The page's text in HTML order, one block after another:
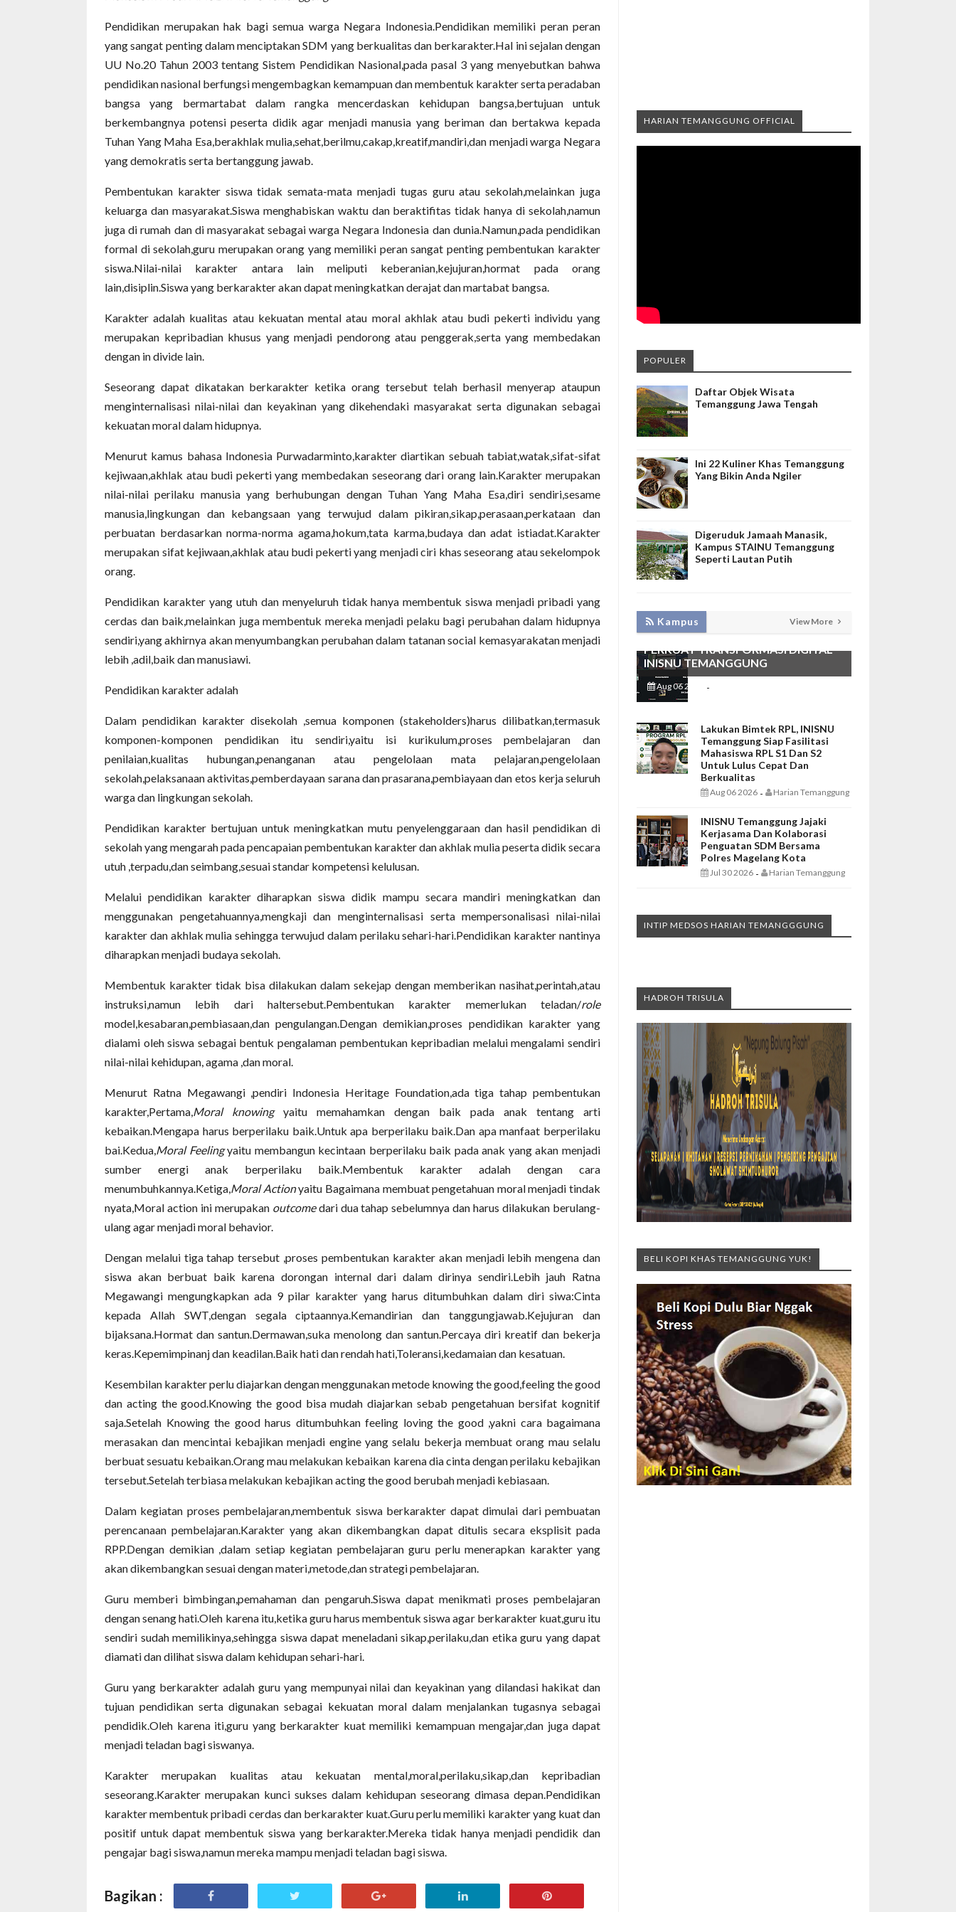
Pendidikan merupakan hak bagi semua warga Negara Indonesia.Pendidikan memiliki peran peran
yang sangat penting dalam menciptakan SDM yang berkualitas dan berkarakter.Hal ini sejalan dengan
UU No.20 Tahun 2003 tentang Sistem Pendidikan Nasional,pada pasal 3 yang menyebutkan bahwa
pendidikan nasional berfungsi mengembagkan kemampuan dan membentuk karakter serta peradaban
bangsa yang bermartabat dalam rangka mencerdaskan kehidupan bangsa,bertujuan untuk
berkembangnya potensi peserta didik agar menjadi manusia yang beriman dan bertakwa kepada
Tuhan Yang Maha Esa,berakhlak mulia,sehat,berilmu,cakap,kreatif,mandiri,dan menjadi warga Negara
yang demokratis serta bertanggung jawab.
Pembentukan karakter siswa tidak semata-mata menjadi tugas guru atau sekolah,melainkan juga
keluarga dan masyarakat.Siswa menghabiskan waktu dan beraktifitas tidak hanya di sekolah,namun
juga di rumah dan di masyarakat sebagai warga Negara Indonesia dan dunia.Namun,pada pendidikan
formal di sekolah,guru merupakan orang yang memiliki peran sangat penting pembentukan karakter
siswa.Nilai-nilai karakter antara lain meliputi keberanian,kejujuran,hormat pada orang
lain,disiplin.Siswa yang berkarakter akan dapat meningkatkan derajat dan martabat bangsa.
Karakter adalah kualitas atau kekuatan mental atau moral akhlak atau budi pekerti individu yang
merupakan kepribadian khusus yang menjadi pendorong atau penggerak,serta yang membedakan
dengan in divide lain.
Seseorang dapat dikatakan berkarakter ketika orang tersebut telah berhasil menyerap ataupun
menginternalisasi nilai-nilai dan keyakinan yang dikehendaki masyarakat serta digunakan sebagai
kekuatan moral dalam hidupnya.
Menurut kamus bahasa Indonesia Purwadarminto,karakter diartikan sebuah tabiat,watak,sifat-sifat
kejiwaan,akhlak atau budi pekerti yang membedakan seseorang dari orang lain.Karakter merupakan
nilai-nilai perilaku manusia yang berhubungan dengan Tuhan Yang Maha Esa,diri sendiri,sesame
manusia,lingkungan dan kebangsaan yang terwujud dalam pikiran,sikap,perasaan,perkataan dan
perbuatan berdasarkan norma-norma agama,hokum,tata karma,budaya dan adat istiadat.Karakter
merupakan sifat kejiwaan,akhlak atau budi pekerti yang menjadi ciri khas seseorang atau sekelompok
orang.
Pendidikan karakter yang utuh dan menyeluruh tidak hanya membentuk siswa menjadi pribadi yang
cerdas dan baik,melainkan juga membentuk mereka menjadi pelaku bagi perubahan dalam hidupnya
sendiri,yang akhirnya akan menyumbangkan perubahan dalam tatanan social kemasyarakatan menjadi
lebih ,adil,baik dan manusiawi.
Pendidikan karakter adalah
Dalam pendidikan karakter disekolah ,semua komponen (stakeholders)harus dilibatkan,termasuk
komponen-komponen pendidikan itu sendiri,yaitu isi kurikulum,proses pembelajaran dan
penilaian,kualitas hubungan,penanganan atau pengelolaan mata pelajaran,pengelolaan
sekolah,pelaksanaan aktivitas,pemberdayaan sarana dan prasarana,pembiayaan dan etos kerja seluruh
warga dan lingkungan sekolah.
Pendidikan karakter bertujuan untuk meningkatkan mutu penyelenggaraan dan hasil pendidikan di
sekolah yang mengarah pada pencapaian pembentukan karakter dan akhlak mulia peserta didik secara
utuh ,terpadu,dan seimbang,sesuai standar kompetensi kelulusan.
Melalui pendidikan karakter diharapkan siswa didik mampu secara mandiri meningkatkan dan
menggunakan pengetahuannya,mengkaji dan menginternalisasi serta mempersonalisasi nilai-nilai
karakter dan akhlak mulia sehingga terwujud dalam perilaku sehari-hari.Pendidikan karakter nantinya
diharapkan menjadi budaya sekolah.
Membentuk karakter tidak bisa dilakukan dalam sekejap dengan memberikan nasihat,perintah,atau
instruksi,namun lebih dari haltersebut.Pembentukan karakter memerlukan teladan/role
model,kesabaran,pembiasaan,dan pengulangan.Dengan demikian,proses pendidikan karakter yang
dialami oleh siswa sebagai bentuk pengalaman pembentukan kepribadian melalui mengalami sendiri
nilai-nilai kehidupan, agama ,dan moral.
Menurut Ratna Megawangi ,pendiri Indonesia Heritage Foundation,ada tiga tahap pembentukan
karakter,Pertama,Moral knowingyaitu memahamkan dengan baik pada anak tentang arti
kebaikan.Mengapa harus berperilaku baik.Untuk apa berperilaku baik.Dan apa manfaat berperilaku
bai.Kedua,Moral Feelingyaitu membangun kecintaan berperilaku baik pada anak yang akan menjadi
sumber energi anak berperilaku baik.Membentuk karakter adalah dengan cara
menumbuhkannya.Ketiga,Moral Actionyaitu Bagaimana membuat pengetahuan moral menjadi tindak
nyata,Moral action ini merupakanoutcomedari dua tahap sebelumnya dan harus dilakukan berulang-
ulang agar menjadi moral behavior.
Dengan melalui tiga tahap tersebut ,proses pembentukan karakter akan menjadi lebih mengena dan
siswa akan berbuat baik karena dorongan internal dari dalam dirinya sendiri.Lebih jauh Ratna
Megawangi mengungkapkan ada 9 pilar karakter yang harus ditumbuhkan dalam diri siwa:Cinta
kepada Allah SWT,dengan segala ciptaannya.Kemandirian dan tanggungjawab.Kejujuran dan
bijaksana.Hormat dan santun.Dermawan,suka menolong dan santun.Percaya diri kreatif dan bekerja
keras.Kepemimpinanj dan keadilan.Baik hati dan rendah hati,Toleransi,kedamaian dan kesatuan.
Kesembilan karakter perlu diajarkan dengan menggunakan metode knowing the good,feeling the good
dan acting the good.Knowing the good bisa mudah diajarkan sebab pengetahuan bersifat kognitif
saja.Setelah Knowing the good harus ditumbuhkan feeling loving the good ,yakni cara bagaimana
merasakan dan mencintai kebajikan menjadi engine yang selalu bekerja membuat orang mau selalu
berbuat sesuatu kebaikan.Orang mau melakukan kebaikan karena dia cinta dengan perilaku kebajikan
tersebut.Setelah terbiasa melakukan kebajikan acting the good berubah menjadi kebiasaan.
Dalam kegiatan proses pembelajaran,membentuk siswa berkarakter dapat dimulai dari pembuatan
perencanaan pembelajaran.Karakter yang akan dikembangkan dapat ditulis secara eksplisit pada
RPP.Dengan demikian ,dalam setiap kegiatan pembelajaran guru perlu menerapkan karakter yang
akan dikembangkan sesuai dengan materi,metode,dan strategi pembelajaran.
Guru memberi bimbingan,pemahaman dan pengaruh.Siswa dapat menikmati proses pembelajaran
dengan senang hati.Oleh karena itu,ketika guru harus membentuk siswa agar berkarakter kuat,guru itu
sendiri sudah memilikinya,sehingga siswa dapat meneladani sikap,perilaku,dan etika guru yang dapat
diamati dan dilihat siswa dalam kehidupan sehari-hari.
Guru yang berkarakter adalah guru yang mempunyai nilai dan keyakinan yang dilandasi hakikat dan
tujuan pendidikan serta digunakan sebagai kekuatan moral dalam menjalankan tugasnya sebagai
pendidik.Oleh karena iti,guru yang berkarakter kuat memiliki kemampuan mengajar,dan juga dapat
menjadi teladan bagi siswanya.
Karakter merupakan kualitas atau kekuatan mental,moral,perilaku,sikap,dan kepribadian
seseorang.Karakter merupakan kunci sukses dalam kehidupan seseorang dimasa depan.Pendidikan
karakter membentuk pribadi cerdas dan berkarakter kuat.Guru perlu memiliki karakter yang kuat dan
positif untuk dapat membentuk siswa yang berkarakter.Mereka tidak hanya menjadi pendidik dan
pengajar bagi siswa,namun mereka mampu menjadi teladan bagi siswa.
Bagikan :
HARIAN TEMANGGUNG OFFICIAL
POPULER
Daftar Objek Wisata
Temanggung Jawa Tengah
Ini 22 Kuliner Khas Temanggung
Yang Bikin Anda Ngiler
Digeruduk Jamaah Manasik,
Kampus STAINU Temanggung
Seperti Lautan Putih
Kampus View More
KEMBANGKAN SIM LAYANAN,
HADIRKAN TIM SEVIMA UNTUK
PERKUAT TRANSFORMASI DIGITAL
INISNU TEMANGGUNG
Aug 06 2026 -
Lakukan Bimtek RPL, INISNU
Temanggung Siap Fasilitasi
Mahasiswa RPL S1 Dan S2
Untuk Lulus Cepat Dan
Berkualitas
Aug 06 2026 - Harian Temanggung
INISNU Temanggung Jajaki
Kerjasama Dan Kolaborasi
Penguatan SDM Bersama
Polres Magelang Kota
Jul 30 2026 - Harian Temanggung
INTIP MEDSOS HARIAN TEMANGGGUNG
HADROH TRISULA
BELI KOPI KHAS TEMANGGUNG YUK!